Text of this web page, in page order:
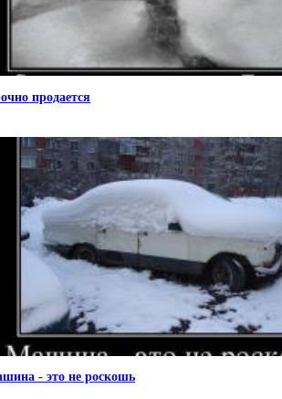
продается
- это не роскошь